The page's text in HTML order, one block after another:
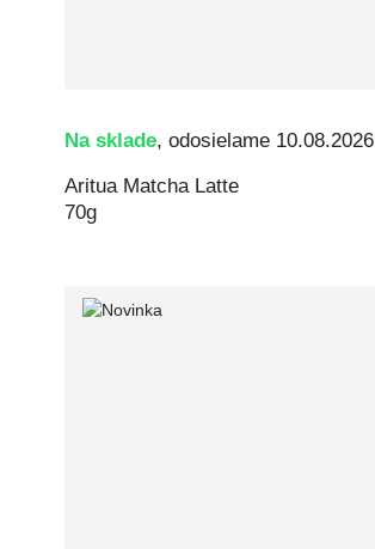
Na sklade, odosielame 10.08.2026
Aritua Matcha Latte
70g